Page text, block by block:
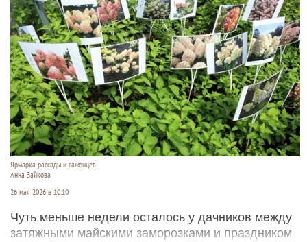
Ярмарка рассады и саженцев.
Анна Зайкова
26 мая 2026 в 10:10
Чуть меньше недели осталось у дачников между
затяжными майскими заморозками и праздником